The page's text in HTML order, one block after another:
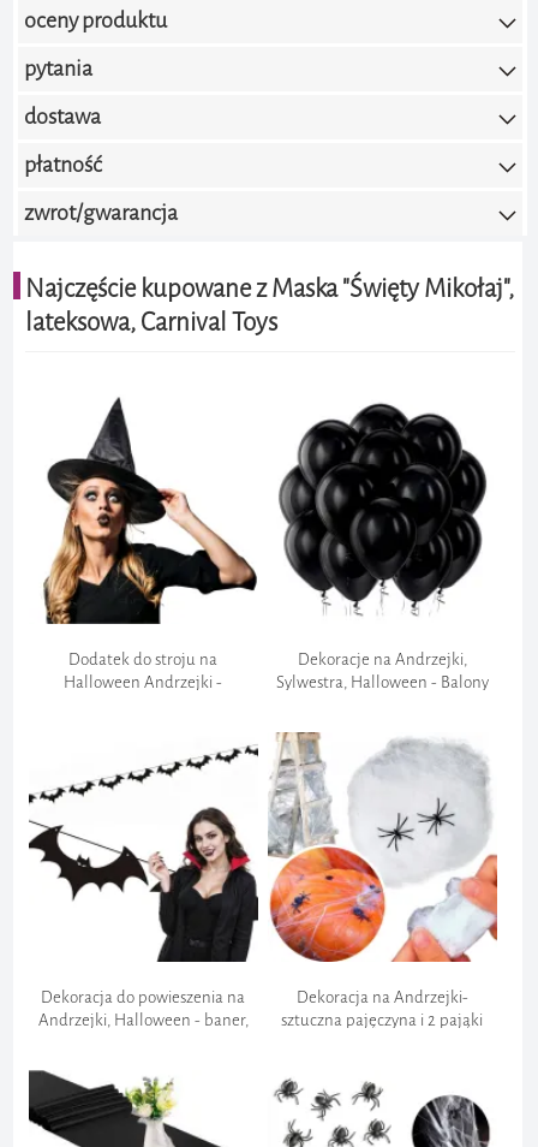
oceny produktu
Dodaj ocenę
pytania
dostawa
płatność
Szyfrowanie Danych:
Ochrona przed oszustwami:
Przestrzeganie regulacji:
Szybkość:
zwrot/gwarancja
Zgłoszenie zwrotu:
Koszt zwrotu:
Najczęście kupowane z Maska "Święty Mikołaj",
lateksowa, Carnival Toys
Dodatek do stroju na
Halloween Andrzejki -
Dekoracje na Andrzejki,
Sylwestra, Halloween - Balony
Dekoracja do powieszenia na
Andrzejki, Halloween - baner,
Dekoracja na Andrzejki-
sztuczna pajęczyna i 2 pająki